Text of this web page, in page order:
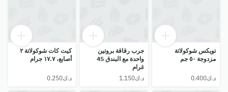
تويكس شوكولاتة
مزدوجة ٥٠ جم
جرب رقاقة بروتين
واحدة مع البندق 45
غرام
⁦د.ك1.150⁩
كيت كات شوكولاتة ٢
أصابع، ١٧.٧ جرام